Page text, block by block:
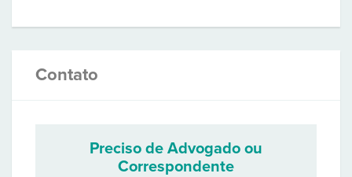
Contato
Preciso de Advogado ou
Correspondente